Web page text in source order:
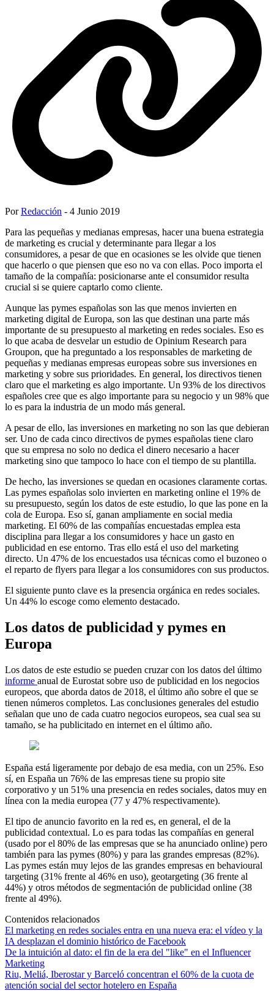
PorRedacción - 4 Junio 2019
Para las pequeñas y medianas empresas, hacer una buena estrategia
de marketing es crucial y determinante para llegar a los
consumidores, a pesar de que en ocasiones se les olvide que tienen
que hacerlo o que piensen que eso no va con ellas. Poco importa el
tamaño de la compañía: posicionarse ante el consumidor resulta
crucial si se quiere captarlo como cliente.
Aunque las pymes españolas son las que menos invierten en
marketing digital de Europa, son las que destinan una parte más
importante de su presupuesto al marketing en redes sociales. Eso es
lo que acaba de desvelar un estudio de Opinium Research para
Groupon, que ha preguntado a los responsables de marketing de
pequeñas y medianas empresas europeas sobre sus inversiones en
marketing y sobre sus prioridades. En general, los directivos tienen
claro que el marketing es algo importante. Un 93% de los directivos
españoles cree que es algo importante para su negocio y un 98% que
lo es para la industria de un modo más general.
A pesar de ello, las inversiones en marketing no son las que debieran
ser. Uno de cada cinco directivos de pymes españolas tiene claro
que su empresa no solo no dedica el dinero necesario a hacer
marketing sino que tampoco lo hace con el tiempo de su plantilla.
De hecho, las inversiones se quedan en ocasiones claramente cortas.
Las pymes españolas solo invierten en marketing online el 19% de
su presupuesto, según los datos de este estudio, lo que las pone en la
cola de Europa. Eso sí, ganan ampliamente en social media
marketing. El 60% de las compañías encuestadas emplea esta
disciplina para llegar a los consumidores y hace un gasto en
publicidad en ese entorno. Tras ello está el uso del marketing
directo. Un 47% de los encuestados usa técnicas como el buzoneo o
el reparto de flyers para llegar a los consumidores con sus productos.
El siguiente punto clave es la presencia orgánica en redes sociales.
Un 44% lo escoge como elemento destacado.
Los datos de publicidad y pymes en
Europa
Los datos de este estudio se pueden cruzar con los datos del último
informe anual de Eurostat sobre uso de publicidad en los negocios
europeos, que aborda datos de 2018, el último año sobre el que se
tienen números completos. Las conclusiones generales del estudio
señalan que uno de cada cuatro negocios europeos, sea cual sea su
tamaño, se ha publicitado en internet en el último año.
España está ligeramente por debajo de esa media, con un 25%. Eso
sí, en España un 76% de las empresas tiene su propio site
corporativo y un 51% una presencia en redes sociales, datos muy en
línea con la media europea (77 y 47% respectivamente).
El tipo de anuncio favorito en la red es, en general, el de la
publicidad contextual. Lo es para todas las compañías en general
(usado por el 80% de las empresas que se ha anunciado online) pero
también para las pymes (80%) y para las grandes empresas (82%).
Las pymes están muy lejos de las grandes empresas en behavioural
targeting (31% frente al 46% en uso), geotargeting (36 frente al
44%) y otros métodos de segmentación de publicidad online (38
frente al 49%).
Contenidos relacionados
El marketing en redes sociales entra en una nueva era: el vídeo y la
IA desplazan el dominio histórico de Facebook
De la intuición al dato: el fin de la era del "like" en el Influencer
Marketing
Riu, Meliá, Iberostar y Barceló concentran el 60% de la cuota de
atención social del sector hotelero en España